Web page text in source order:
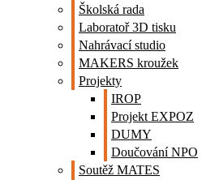
Školská rada
Laboratoř 3D tisku
Nahrávací studio
MAKERS kroužek
Projekty
IROP
Projekt EXPOZ
DUMY
Doučování NPO
Soutěž MATES